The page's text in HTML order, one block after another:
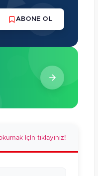
ABONE OL
için tıklayınız!